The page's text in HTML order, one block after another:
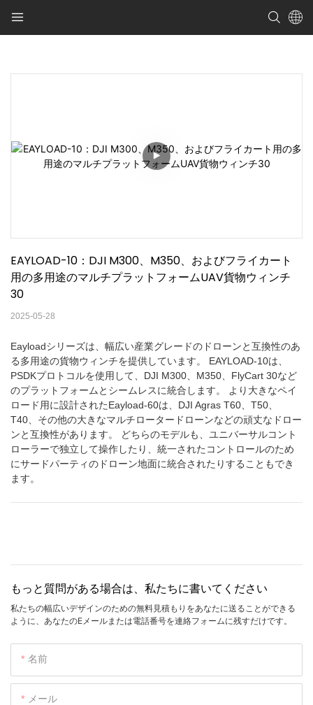
EAYLOAD-10：DJI M300、M350、およびフライカート
用の多用途のマルチプラットフォームUAV貨物ウィンチ
30
2025-05-28
Eayloadシリーズは、幅広い産業グレードのドローンと互換性のあ
る多用途の貨物ウィンチを提供しています。 EAYLOAD-10は、
PSDKプロトコルを使用して、DJI M300、M350、FlyCart 30など
のプラットフォームとシームレスに統合します。 より大きなペイ
ロード用に設計されたEayload-60は、DJI Agras T60、T50、
T40、その他の大きなマルチロータードローンなどの頑丈なドロー
ンと互換性があります。 どちらのモデルも、ユニバーサルコント
ローラーで独立して操作したり、統一されたコントロールのため
にサードパーティのドローン地面に統合されたりすることもでき
ます。
もっと質問がある場合は、私たちに書いてください
私たちの幅広いデザインのための無料見積もりをあなたに送ることができる
ように、あなたのEメールまたは電話番号を連絡フォームに残すだけです。
名前
メール